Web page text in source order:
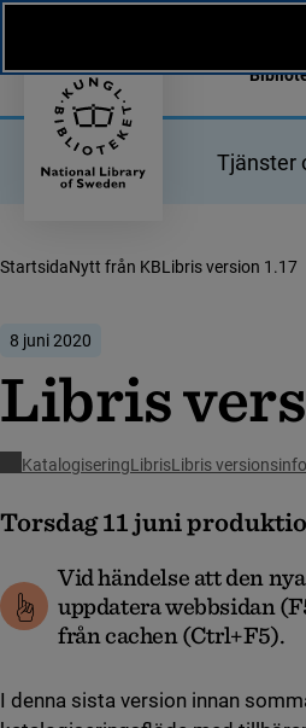
Tjänster
StartsidaNytt från KBLibris version 1.17
8 juni 2020
Libris
KatalogiseringLibrisLibris
Torsdag 11 juni
Vid händelse att den
uppdatera webbsidan
från cachen (Ctrl+F5).
I denna sista version innan